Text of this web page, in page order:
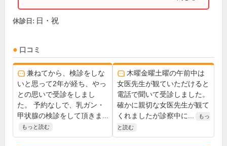
休診日: 日・祝
口コミ
兼ねてから、検診をしな
いと思って2年が経ち、やっ
との思いで受診をしまし
た。 予約なしで、乳ガン・
甲状腺の検診をして頂きま...
もっと読む
木曜金曜土曜の午前中は
女医先生が観ていただけると
電話で聞いて受診しました。
確かに親切な女医先生が観て
くれましたが診察中に...
もっ
と読む